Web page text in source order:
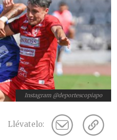
Instagram @deportescopiapo
Llévatelo: